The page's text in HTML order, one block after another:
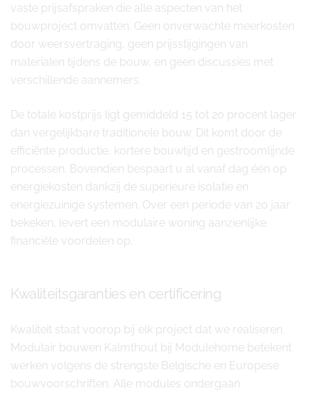
vaste prijsafspraken die alle aspecten van het
bouwproject omvatten. Geen onverwachte meerkosten
door weersvertraging, geen prijsstijgingen van
materialen tijdens de bouw, en geen discussies met
verschillende aannemers.
De totale kostprijs ligt gemiddeld 15 tot 20 procent lager
dan vergelijkbare traditionele bouw. Dit komt door de
efficiënte productie, kortere bouwtijd en gestroomlijnde
processen. Bovendien bespaart u al vanaf dag één op
energiekosten dankzij de superieure isolatie en
energiezuinige systemen. Over een periode van 20 jaar
bekeken, levert een modulaire woning aanzienlijke
financiële voordelen op.
Kwaliteitsgaranties en certificering
Kwaliteit staat voorop bij elk project dat we realiseren.
Modulair bouwen Kalmthout bij Modulehome betekent
werken volgens de strengste Belgische en Europese
bouwvoorschriften. Alle modules ondergaan